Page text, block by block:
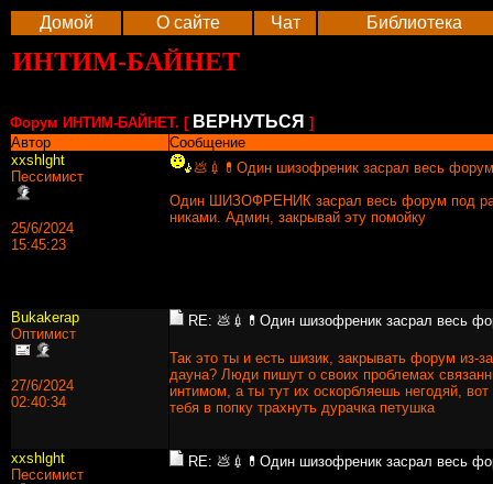
Домой О сайте Чат Библиотека
ИНТИМ-БАЙНЕТ
Форум ИНТИМ-БАЙНЕТ. [ ВЕРНУТЬСЯ ]
Автор
Сообщение
xхshlght
Пессимист
25/6/2024
15:45:23
💩💉💊Один шизофреник засрал весь форум
Один ШИЗОФРЕНИК засрал весь форум под
никами. Админ, закрывай эту помойку
Bukakerap
Оптимист
27/6/2024
02:40:34
RE: 💩💉💊Один шизофреник засрал весь
Так это ты и есть шизик, закрывать форум из-
дауна? Люди пишут о своих проблемах
интимом, а ты тут их оскорбляешь негодяй,
тебя в попку трахнуть дурачка петушка
xхshlght
Пессимист
RE: 💩💉💊Один шизофреник засрал весь